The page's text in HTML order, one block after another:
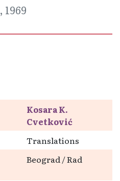
, 1969
Kosara K.
Cvetković
Translations
Beograd / Rad